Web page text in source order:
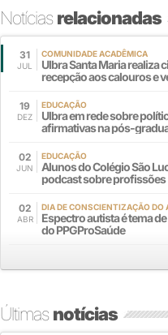
Notíciasrelacionadas
31
JUL
COMUNIDADE ACADÊMICA
Ulbra Santa Maria realiza
recepção aos calouros e
19
DEZ
EDUCAÇÃO
Ulbra em rede sobre
afirmativas na pós-
02
JUN
EDUCAÇÃO
Alunos do Colégio São
podcast sobre profissões
02
ABR
DIA DE CONSCIENTIZAÇÃO DO
Espectro autista é tema
do PPGProSaúde
Últimasnotícias